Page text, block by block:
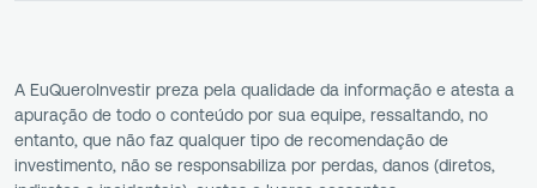
A EuQueroInvestir preza pela qualidade da informação e atesta a
apuração de todo o conteúdo por sua equipe, ressaltando, no
entanto, que não faz qualquer tipo de recomendação de
investimento, não se responsabiliza por perdas, danos (diretos,